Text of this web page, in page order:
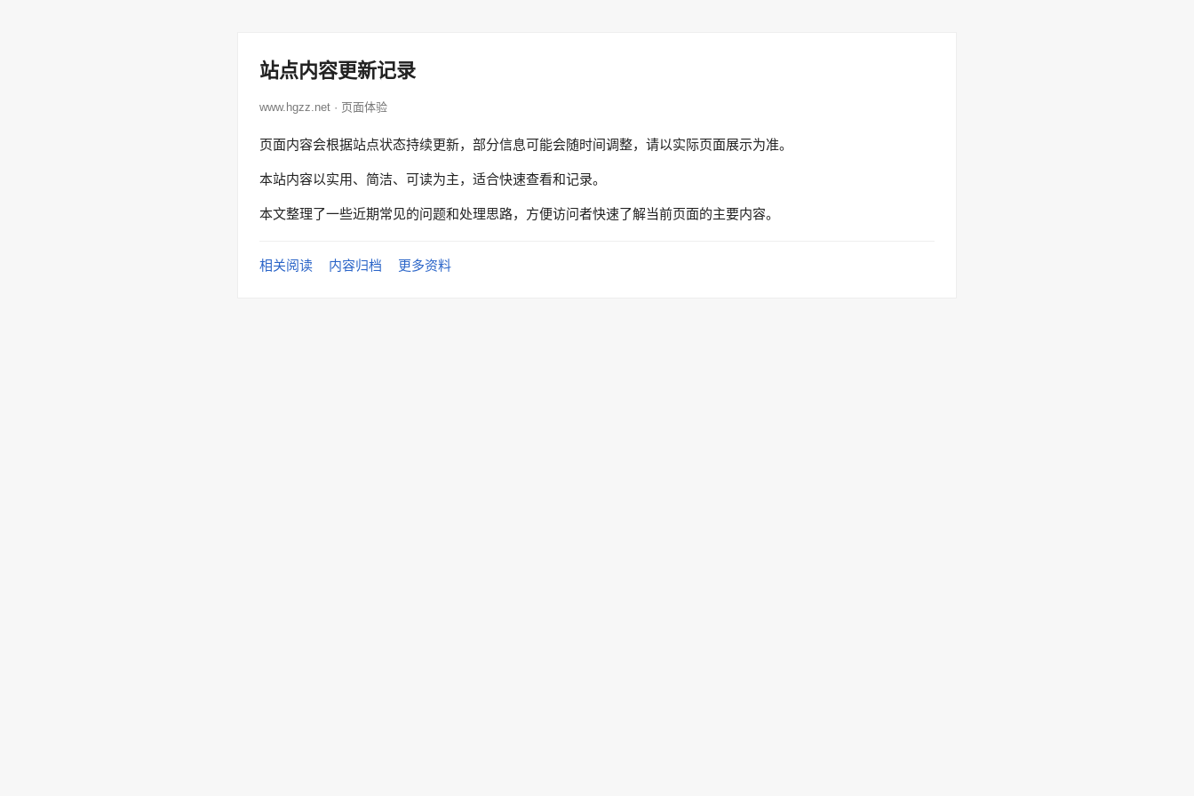
站点内容更新记录
www.hgzz.net · 页面体验
页面内容会根据站点状态持续更新，部分信息可能会随时间调整，请以实际页面展示为准。
本站内容以实用、简洁、可读为主，适合快速查看和记录。
本文整理了一些近期常见的问题和处理思路，方便访问者快速了解当前页面的主要内容。
相关阅读 内容归档 更多资料